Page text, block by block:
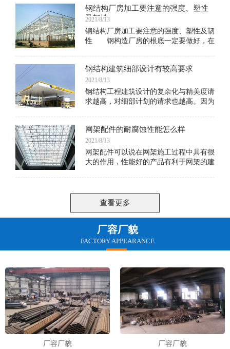
钢结构厂房加工要注意的强度、塑性
及韧性
2021/8/13
钢结构厂房加工要注意的强度、塑性及韧
性 钢构造厂房的根底一定要做好，在
的垮了
钢结构建筑细部设计有较高要求
2021/8/13
钢结构工程建筑设计的复杂化与精美度请
求越高，对细部计划的请求也越高。因为
金属结构杆件，衔接金属杆件的节点细
部，常常露出在外，使建筑带有激烈的科
技感，比方建于1977年法国的巴黎蓬皮杜
艺术与文化中心，它的钢柱、钢梁、桁架
技能美，并且表现出人的才智和能力。因
的计划请求是非常重要的，在钢结构建筑
中应遭到格外注重。
网架配件的耐腐蚀性能怎么样
2021/8/13
网架配件可以说在网架施工过程中具有很
大的作用，性能好的产品有利于网架的建
们一起详细的了解。
查看更多
厂容厂貌
FACTORY APPEARANCE
厂容厂貌 厂容厂貌